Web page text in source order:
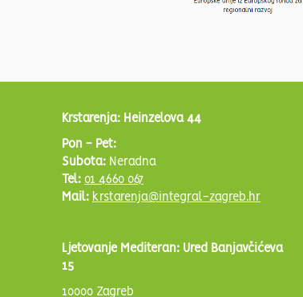
Krstarenja: Heinzelova 44
Pon - Pet:
Subota: Neradna
Tel: 01 4660 067
Mail: krstarenja@integral-zagreb.hr
Ljetovanje Mediteran: Ured Banjavčićeva
15
10000 Zagreb